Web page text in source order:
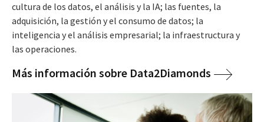
cultura de los datos, el análisis y la IA; las fuentes, la
adquisición, la gestión y el consumo de datos; la
inteligencia y el análisis empresarial; la infraestructura y
las operaciones.
Más información sobre Data2Diamonds